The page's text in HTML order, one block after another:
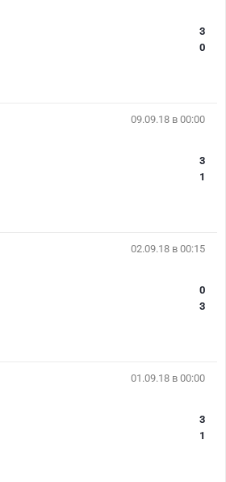
3
0
09.09.18 в 00:00
3
1
02.09.18 в 00:15
0
3
01.09.18 в 00:00
3
1